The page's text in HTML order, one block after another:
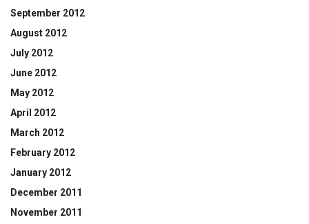
September 2012
August 2012
July 2012
June 2012
May 2012
April 2012
March 2012
February 2012
January 2012
December 2011
November 2011